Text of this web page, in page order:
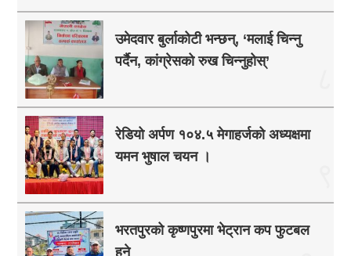
उमेदवार बुर्लाकोटी भन्छन्, ‘मलाई चिन्नु
पर्दैन, कांग्रेसको रुख चिन्नुहोस्’
रेडियो अर्पण १०४.५ मेगाहर्जको अध्यक्षमा
यमन भुषाल चयन ।
भरतपुरको कृष्णपुरमा भेट्रान कप फुटबल
हुने